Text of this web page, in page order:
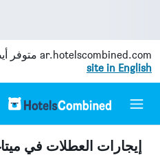
ar.hotelscombined.com متوفر
site in English
إيجارات العطلات في